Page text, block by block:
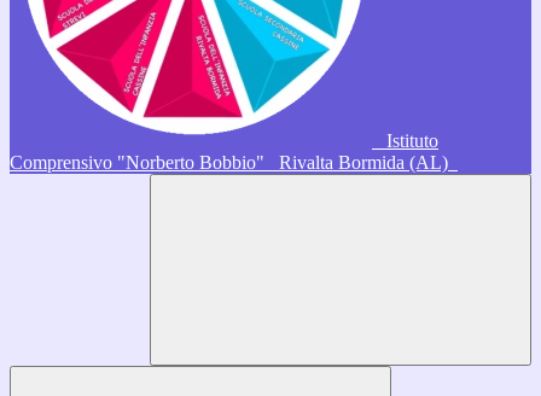
Istituto
Comprensivo "Norberto Bobbio"
Rivalta Bormida (AL)